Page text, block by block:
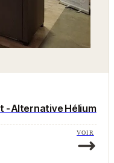
- Alternative Hélium
VOIR